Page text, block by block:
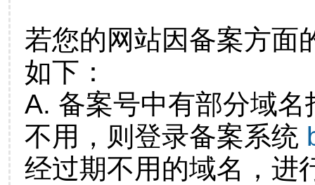
若您的网站因备案方面
如下：
A. 备案号中有部分域
不用，则登录备案系统
经过期不用的域名，进